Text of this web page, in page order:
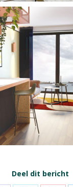
Deel dit bericht